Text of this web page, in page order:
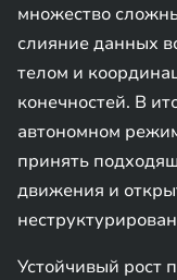
множество
слияние данных
телом и
конечностей. В
автономном
принять
движения и
Устойчивый рост